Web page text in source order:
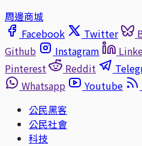
周邊商城
Facebook
Twitter
Github
Instagram
Pinterest
Reddit
Whatsapp
Youtube
公民黑客
公民社會
科技